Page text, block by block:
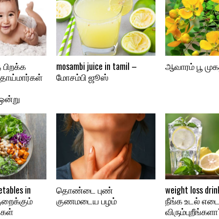
mosambi juice in tamil –
மோசம்பி ஜூஸ்
ஆவாரம் பூ
in
தொண்டை புண்
குணமடைய பழம்
weight loss
நீங்க உடல்